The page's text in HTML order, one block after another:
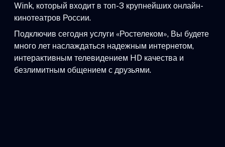
Wink, который входит в топ-3 крупнейших онлайн-
кинотеатров России.
Подключив сегодня услуги «Ростелеком», Вы будете
много лет наслаждаться надежным интернетом,
интерактивным телевидением HD качества и
безлимитным общением с друзьями.